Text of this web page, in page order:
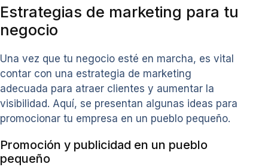
Estrategias de marketing para tu
negocio
Una vez que tu negocio esté en marcha, es vital
contar con una estrategia de marketing
adecuada para atraer clientes y aumentar la
visibilidad. Aquí, se presentan algunas ideas para
promocionar tu empresa en un pueblo pequeño.
Promoción y publicidad en un pueblo
pequeño